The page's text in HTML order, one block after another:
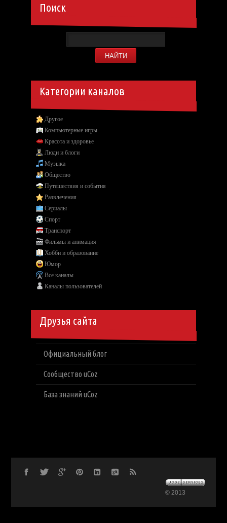
Поиск
Категории каналов
Другое
Компьютерные игры
Красота и здоровье
Люди и блоги
Музыка
Общество
Путешествия и события
Развлечения
Сериалы
Спорт
Транспорт
Фильмы и анимация
Хобби и образование
Юмор
Все каналы
Каналы пользователей
Друзья сайта
Официальный блог
Сообщество uCoz
База знаний uCoz
© 2013